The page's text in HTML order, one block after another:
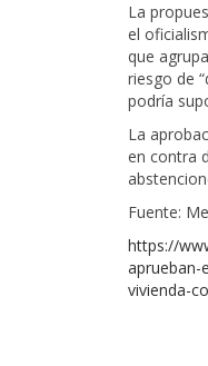
La
el
que
riesgo de
podría
La
en contra
Fuente:
https://
aprueban-
vivienda-